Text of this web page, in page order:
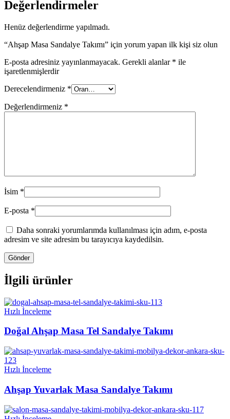
Değerlendirmeler
Henüz değerlendirme yapılmadı.
“Ahşap Masa Sandalye Takımı” için yorum yapan ilk kişi siz olun
E-posta adresiniz yayınlanmayacak. Gerekli alanlar * ile
işaretlenmişlerdir
Derecelendirmeniz *
Değerlendirmeniz *
İsim *
E-posta *
Daha sonraki yorumlarımda kullanılması için adım, e-posta
adresim ve site adresim bu tarayıcıya kaydedilsin.
İlgili ürünler
Hızlı İnceleme
Doğal Ahşap Masa Tel Sandalye Takımı
Hızlı İnceleme
Ahşap Yuvarlak Masa Sandalye Takımı